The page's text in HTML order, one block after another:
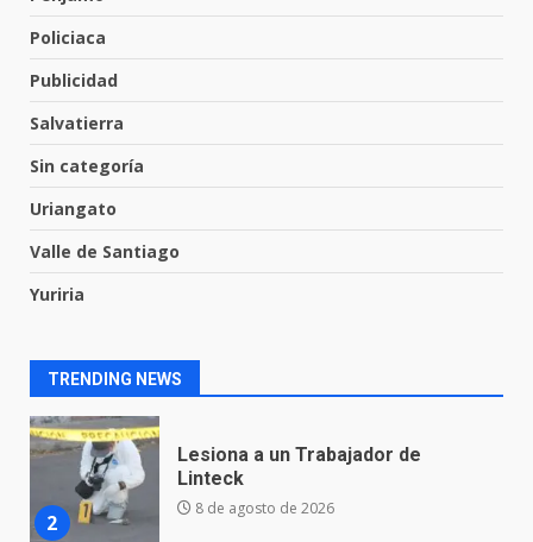
Policiaca
Publicidad
Salvatierra
Sin categoría
Uriangato
Valle de Santiago
Yuriria
TRENDING NEWS
7
6 de agosto de 2026
1
2
8 de agosto de 2026
3
Aprender jugando también salva
vidas.
8 de agosto de 2026